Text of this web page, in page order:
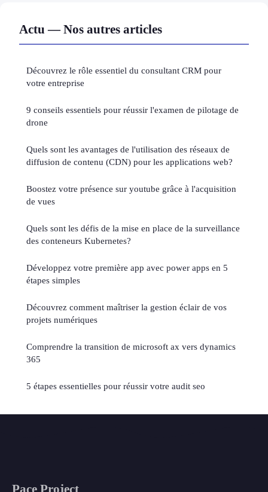
Actu — Nos autres articles
Découvrez le rôle essentiel du consultant CRM pour
votre entreprise
9 conseils essentiels pour réussir l'examen de pilotage de
drone
Quels sont les avantages de l'utilisation des réseaux de
diffusion de contenu (CDN) pour les applications web?
Boostez votre présence sur youtube grâce à l'acquisition
de vues
Quels sont les défis de la mise en place de la surveillance
des conteneurs Kubernetes?
Développez votre première app avec power apps en 5
étapes simples
Découvrez comment maîtriser la gestion éclair de vos
projets numériques
Comprendre la transition de microsoft ax vers dynamics
365
5 étapes essentielles pour réussir votre audit seo
Pace Project